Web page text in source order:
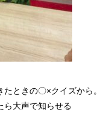
たときの〇×クイズから。
ら大声で知らせる